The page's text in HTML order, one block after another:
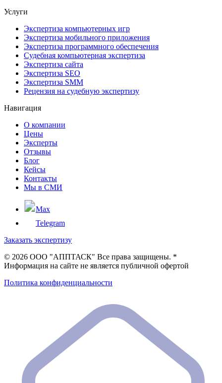
Услуги
Экспертиза компьютерных игр
Экспертиза мобильного приложения
Экспертиза программного обеспечения
Судебная компьютерная экспертиза
Экспертиза сайта
Экспертиза SEO
Экспертиза SMM
Рецензия на судебную экспертизу
Навигация
О компании
Цены
Эксперты
Отзывы
Блог
Кейсы
Контакты
Мы в СМИ
Max
Telegram
Заказать экспертизу
© 2026 ООО "АППТАСК" Все права защищены. *
Информация на сайте не является публичной офертой
Политика конфиденциальности